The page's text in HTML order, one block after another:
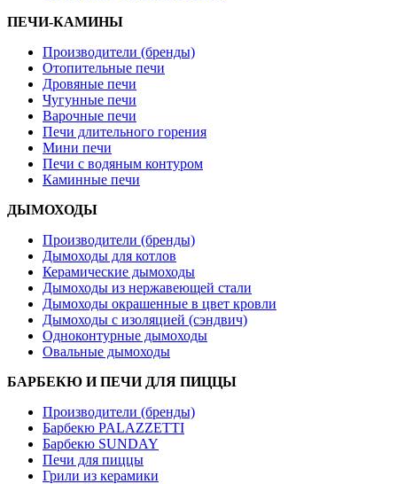
ПЕЧИ-КАМИНЫ
Производители (бренды)
Отопительные печи
Дровяные печи
Чугунные печи
Варочные печи
Печи длительного горения
Мини печи
Печи с водяным контуром
Каминные печи
ДЫМОХОДЫ
Производители (бренды)
Дымоходы для котлов
Керамические дымоходы
Дымоходы из нержавеющей стали
Дымоходы окрашенные в цвет кровли
Дымоходы с изоляцией (сэндвич)
Одноконтурные дымоходы
Овальные дымоходы
БАРБЕКЮ И ПЕЧИ ДЛЯ ПИЦЦЫ
Производители (бренды)
Барбекю PALAZZETTI
Барбекю SUNDAY
Печи для пиццы
Грили из керамики